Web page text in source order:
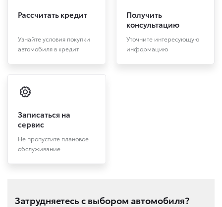
Рассчитать кредит
Узнайте условия покупки
автомобиля в кредит
Получить
консультацию
Уточните интересующую
информацию
Записаться на
сервис
Не пропустите плановое
обслуживание
Затрудняетесь с выбором автомобиля?